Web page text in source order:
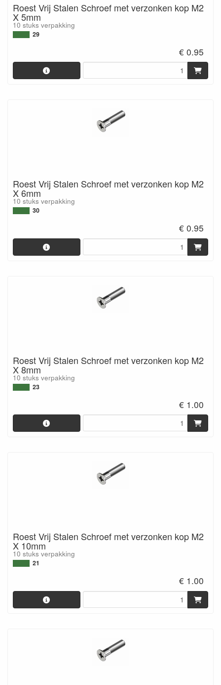
Roest Vrij Stalen Schroef met verzonken kop M2
X 5mm
10 stuks verpakking
29
€ 0.95
Roest Vrij Stalen Schroef met verzonken kop M2
X 6mm
10 stuks verpakking
30
€ 0.95
Roest Vrij Stalen Schroef met verzonken kop M2
X 8mm
10 stuks verpakking
23
€ 1.00
Roest Vrij Stalen Schroef met verzonken kop M2
X 10mm
10 stuks verpakking
21
€ 1.00